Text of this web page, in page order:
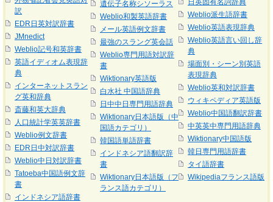
訳
EDR日英対訳辞書
JMnedict
Weblio記号和英辞書
英語イディオム表現辞
典
インターネットスラン
グ英和辞典
斎藤和英大辞典
人口統計学英英辞書
Weblio例文辞書
EDR日中対訳辞書
Weblio中日対訳辞書
Tatoeba中国語例文辞
書
インドネシア語辞書
遺伝子名称シソーラス
Weblio和製英語辞書
メール英語例文辞書
最強のスラング英会話
Weblio専門用語対訳辞
書
Wiktionary英語版
白水社 中国語辞典
日中中日専門用語辞典
Wiktionary日本語版（中
国語カテゴリ）
韓国語単語辞書
インドネシア語翻訳辞
書
Wiktionary日本語版（フ
ランス語カテゴリ）
日英固有名詞辞典
Weblio派生語辞書
Weblio英語表現辞典
Weblio英語言い回し辞
典
場面別・シーン別英語
表現辞典
Weblio英和対訳辞書
ウィキペディア英語版
Weblio中国語翻訳辞書
中英英中専門用語辞典
Wiktionary中国語版
韓日専門用語辞書
タイ語辞書
Wikipediaフランス語版